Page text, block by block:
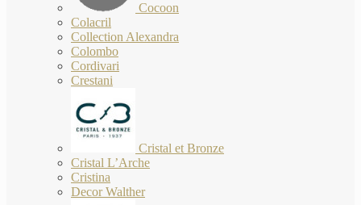
Cocoon
Colacril
Collection Alexandra
Colombo
Cordivari
Crestani
Cristal et Bronze
Cristal L’Arche
Cristina
Decor Walther